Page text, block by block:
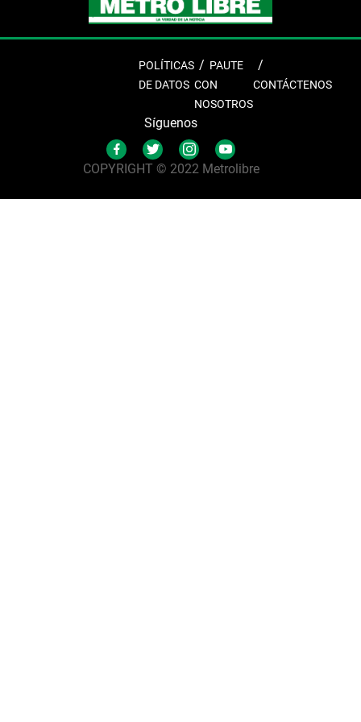
POLÍTICAS
DE DATOS
PAUTE
CON
NOSOTROS
CONTÁCTENOS
Síguenos
COPYRIGHT © 2022 Metrolibre